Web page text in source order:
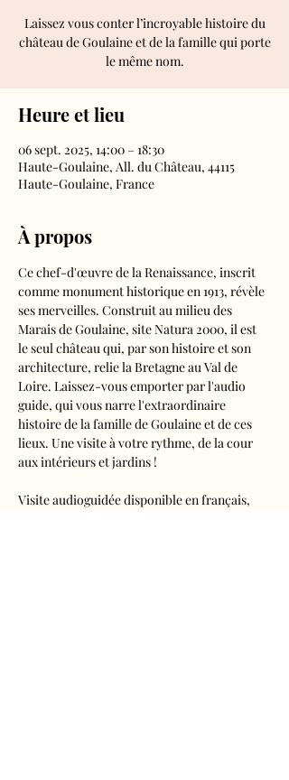
Laissez vous conter l’incroyable histoire du
château de Goulaine et de la famille qui porte
le même nom.
Heure et lieu
06 sept. 2025, 14:00 – 18:30
Haute-Goulaine, All. du Château, 44115
Haute-Goulaine, France
À propos
Ce chef-d'œuvre de la Renaissance, inscrit
comme monument historique en 1913, révèle
ses merveilles. Construit au milieu des
Marais de Goulaine, site Natura 2000, il est
le seul château qui, par son histoire et son
architecture, relie la Bretagne au Val de
Loire. Laissez-vous emporter par l'audio
guide, qui vous narre l'extraordinaire
histoire de la famille de Goulaine et de ces
lieux. Une visite à votre rythme, de la cour
aux intérieurs et jardins !
Visite audioguidée disponible en français,